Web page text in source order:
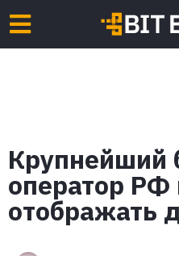
Крупнейший
оператор РФ
отображать